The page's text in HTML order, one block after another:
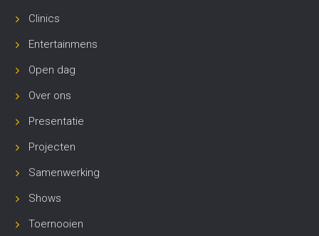
Clinics
Entertainmens
Open dag
Over ons
Presentatie
Projecten
Samenwerking
Shows
Toernooien